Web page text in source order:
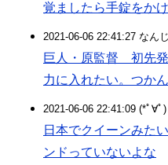
覚ましたら手錠をか
2021-06-06 22:41:27 なん
巨人・原監督 初先
力に入れたい。つか
2021-06-06 22:41:09 (*ﾟ∀ﾟ
日本でクイーンみた
ンドっていないよな